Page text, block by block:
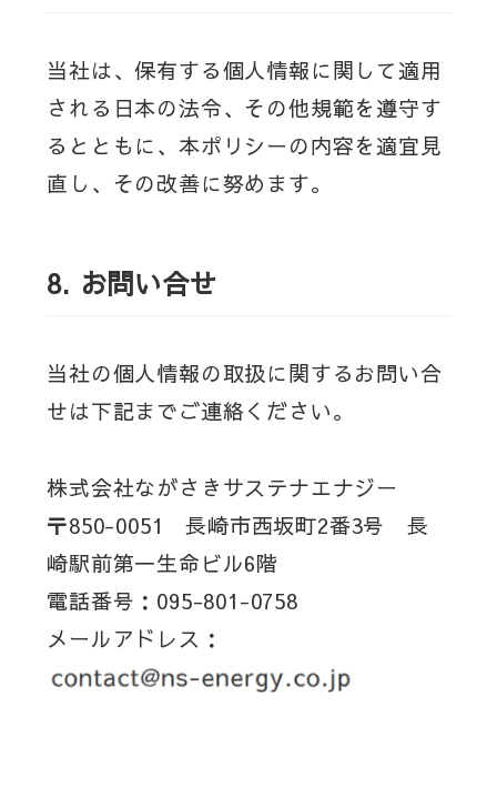
当社は、保有する個人情報に関して適用
される日本の法令、その他規範を遵守す
るとともに、本ポリシーの内容を適宜見
直し、その改善に努めます。
8. お問い合せ
当社の個人情報の取扱に関するお問い合
せは下記までご連絡ください。
株式会社ながさきサステナエナジー
〒850-0051 長崎市西坂町2番3号 長
崎駅前第一生命ビル6階
電話番号：095-801-0758
メールアドレス：